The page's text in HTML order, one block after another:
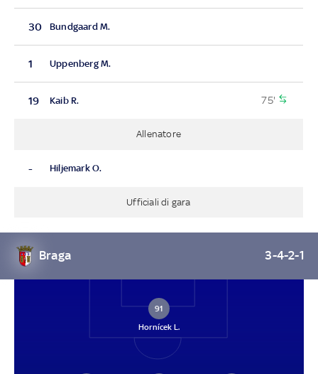
30 Bundgaard M.
1 Uppenberg M.
19 Kaib R. 75'
Allenatore
- Hiljemark O.
Ufficiali di gara
Braga 3-4-2-1
91
Hornícek L.